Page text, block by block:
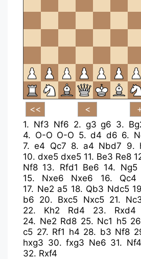
1. Nf3 Nf6 2. g3 g6 3.
4. O-O O-O 5. d4 d6 6.
7.e4 Qc7 8. a4 Nbd7 9.
10. dxe5 dxe5 11. Be3 Re8
Nf8 13. Rfd1 Be6 14. Ng5
15. Nxe6 Nxe6 16. Qc4
17. Ne2 a5 18. Qb3 Ndc5
b6 20. Bxc5 Nxc5 21.
22. Kh2 Rd4 23. Rxd4
24. Ne2 Rd8 25. Nc1 h5
c5 27. Rf1 h4 28. b3 Nf8
hxg3 30. fxg3 Ne6 31. Nf4
32. Rxf4